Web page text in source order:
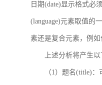
日期(date)显示格式必
(language)元素取值的
素还是复合元素，例
上述分析将产生
（1）题名(title)